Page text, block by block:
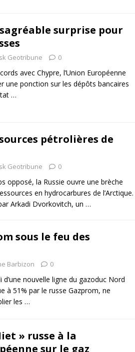
surprise pour
Geotribune 0
avec Chypre, l’Union Européenne
une ponction sur les dépôts bancaires
…
pétrolières de
Geotribune 0
opposé, la Russie ouvre une brèche
en hydrocarbures de l’Arctique.
Arkadi Dvorkovitch, un …
sous le feu des
Barbizon 0
d’une nouvelle ligne du gazoduc Nord
à 51% par le russe Gazprom, ne
les …
» russe à la
sur le gaz